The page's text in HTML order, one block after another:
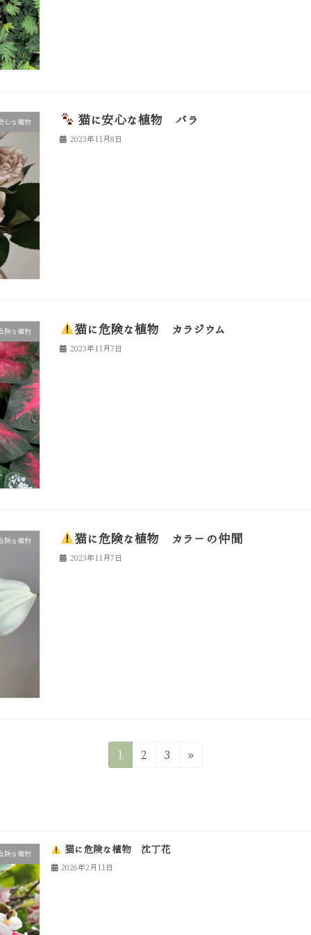
心な植物 猫に安心な植物 バラ
2023年11月8日
険な植物 猫に危険な植物 カラジウム
2023年11月7日
険な植物 猫に危険な植物 カラーの仲間
2023年11月7日
固
定
1
固
2
固
3 »
険な植物 猫に危険な植物 沈丁花
2026年2月11日